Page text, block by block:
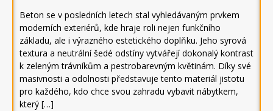
Beton se v posledních letech stal vyhledávaným prvkem
moderních exteriérů, kde hraje roli nejen funkčního
základu, ale i výrazného estetického doplňku. Jeho syrová
textura a neutrální šedé odstíny vytvářejí dokonalý kontrast
k zeleným trávníkům a pestrobarevným květinám. Díky své
masivnosti a odolnosti představuje tento materiál jistotu
pro každého, kdo chce svou zahradu vybavit nábytkem,
který […]